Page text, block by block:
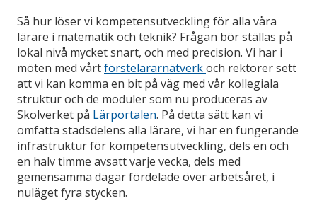
Så hur löser vi kompetensutveckling för alla våra
lärare i matematik och teknik? Frågan bör ställas på
lokal nivå mycket snart, och med precision. Vi har i
möten med vårtförstelärarnätverkoch rektorer sett
att vi kan komma en bit på väg med vår kollegiala
struktur och de moduler som nu produceras av
Skolverket på Lärportalen. På detta sätt kan vi
omfatta stadsdelens alla lärare, vi har en fungerande
infrastruktur för kompetensutveckling, dels en och
en halv timme avsatt varje vecka, dels med
gemensamma dagar fördelade över arbetsåret, i
nuläget fyra stycken.